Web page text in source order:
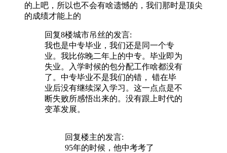
的上吧，所以也不会有啥遗憾的，我们那时是顶尖
的成绩才能上的
回复8楼城市吊丝的发言:
我也是中专毕业，我们还是同一个专
业。我比你晚二年上的中专。毕业即为
失业。入学时候的包分配工作啥都没有
了。中专毕业不是我们的错， 错在毕
业后没有继续深入学习。这一点点是不
断失败所感悟出来的。没有跟上时代的
变革发展。
回复楼主的发言:
95年的时候，他中考考了